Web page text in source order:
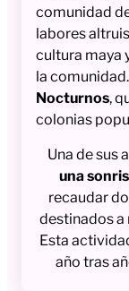
comunidad
labores
cultura maya
la
Nocturnos,
colonias
Una de sus
una
recaudar
destinados a
Esta
año tras